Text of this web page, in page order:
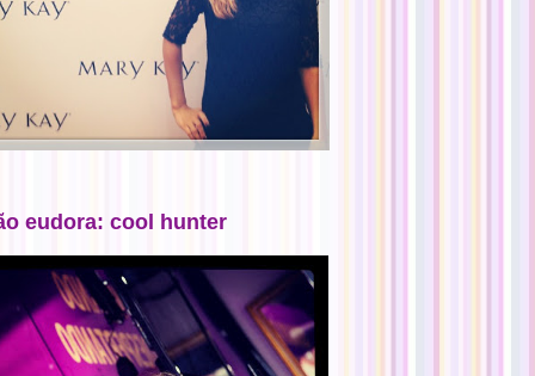
eudora: cool hunter